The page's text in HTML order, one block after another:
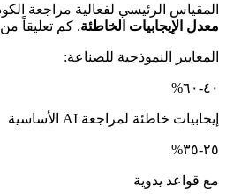
المقياس الرئيسي لفعالية مراجعة
معدل الإيجابيات الخاطئة. كم تعليقاً من ١٠٠ كان عديم الفائدة؟
المعايير النموذجية للصناعة:
٤٠-٦٠%
إيجابيات خاطئة لمراجعة AI الأساسية
٢٥-٣٥%
مع قواعد يدوية